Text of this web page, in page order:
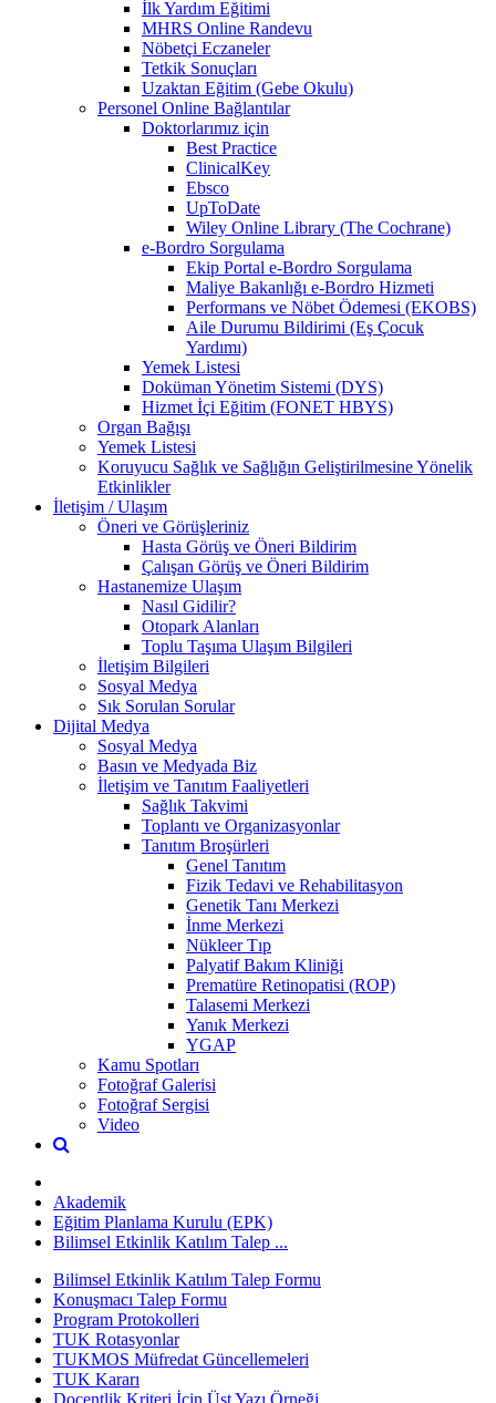
İlk Yardım Eğitimi
MHRS Online Randevu
Nöbetçi Eczaneler
Tetkik Sonuçları
Uzaktan Eğitim (Gebe Okulu)
Personel Online Bağlantılar
Doktorlarımız için
Best Practice
ClinicalKey
Ebsco
UpToDate
Wiley Online Library (The Cochrane)
e-Bordro Sorgulama
Ekip Portal e-Bordro Sorgulama
Maliye Bakanlığı e-Bordro Hizmeti
Performans ve Nöbet Ödemesi (EKOBS)
Aile Durumu Bildirimi (Eş Çocuk
Yardımı)
Yemek Listesi
Doküman Yönetim Sistemi (DYS)
Hizmet İçi Eğitim (FONET HBYS)
Organ Bağışı
Yemek Listesi
Koruyucu Sağlık ve Sağlığın Geliştirilmesine Yönelik
Etkinlikler
İletişim / Ulaşım
Öneri ve Görüşleriniz
Hasta Görüş ve Öneri Bildirim
Çalışan Görüş ve Öneri Bildirim
Hastanemize Ulaşım
Nasıl Gidilir?
Otopark Alanları
Toplu Taşıma Ulaşım Bilgileri
İletişim Bilgileri
Sosyal Medya
Sık Sorulan Sorular
Dijital Medya
Sosyal Medya
Basın ve Medyada Biz
İletişim ve Tanıtım Faaliyetleri
Sağlık Takvimi
Toplantı ve Organizasyonlar
Tanıtım Broşürleri
Genel Tanıtım
Fizik Tedavi ve Rehabilitasyon
Genetik Tanı Merkezi
İnme Merkezi
Nükleer Tıp
Palyatif Bakım Kliniği
Prematüre Retinopatisi (ROP)
Talasemi Merkezi
Yanık Merkezi
YGAP
Kamu Spotları
Fotoğraf Galerisi
Fotoğraf Sergisi
Video
Akademik
Eğitim Planlama Kurulu (EPK)
Bilimsel Etkinlik Katılım Talep ...
Bilimsel Etkinlik Katılım Talep Formu
Konuşmacı Talep Formu
Program Protokolleri
TUK Rotasyonlar
TUKMOS Müfredat Güncellemeleri
TUK Kararı
Doçentlik Kriteri İçin Üst Yazı Örneği